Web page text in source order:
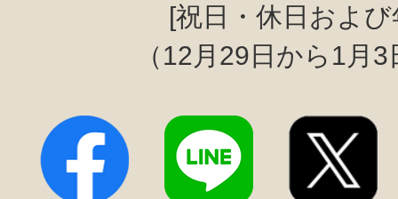
[祝日・休日およ
（12月29日から1月